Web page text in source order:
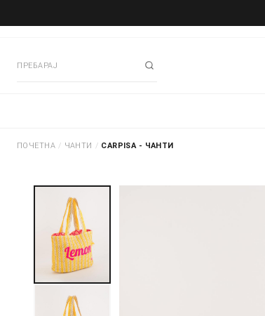
ПОЧЕТНА / ЧАНТИ / CARPISA - ЧАНТИ